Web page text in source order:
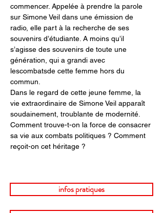
commencer. Appelée à prendre la parole
sur Simone Veil dans une émission de
radio, elle part à la recherche de ses
souvenirs d’étudiante. A moins qu’il
s’agisse des souvenirs de toute une
génération, qui a grandi avec
lescombatsde cette femme hors du
commun.
Dans le regard de cette jeune femme, la
vie extraordinaire de Simone Veil apparaît
soudainement, troublante de modernité.
Comment trouve-t-on la force de consacrer
sa vie aux combats politiques ? Comment
reçoit-on cet héritage ?
infos pratiques